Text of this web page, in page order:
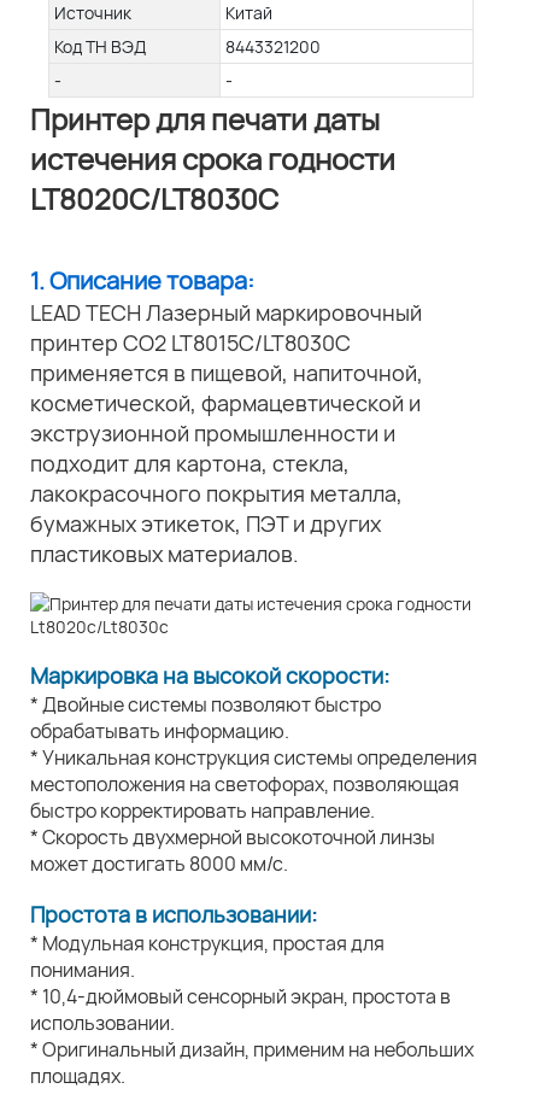
Источник
Китай
Код ТН ВЭД
8443321200
-
-
Принтер для печати даты
истечения срока годности
LT8020C/LT8030C
1. Описание товара:
LEAD TECH Лазерный маркировочный
принтер CO2 LT8015C/LT8030C
применяется в пищевой, напиточной,
косметической, фармацевтической и
экструзионной промышленности и
подходит для картона, стекла,
лакокрасочного покрытия металла,
бумажных этикеток, ПЭТ и других
пластиковых материалов.
Маркировка на высокой скорости:
* Двойные системы позволяют быстро
обрабатывать информацию.
* Уникальная конструкция системы определения
местоположения на светофорах, позволяющая
быстро корректировать направление.
* Скорость двухмерной высокоточной линзы
может достигать 8000 мм/с.
Простота в использовании:
* Модульная конструкция, простая для
понимания.
* 10,4-дюймовый сенсорный экран, простота в
использовании.
* Оригинальный дизайн, применим на небольших
площадях.